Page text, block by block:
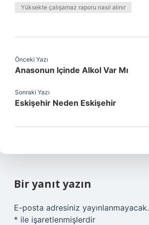
Yüksekte çalışamaz raporu nasıl alınır
Önceki Yazı
Anasonun Içinde Alkol Var Mı
Sonraki Yazı
Eskişehir Neden Eskişehir
Bir yanıt yazın
E-posta adresiniz yayınlanmayacak.
* ile işaretlenmişlerdir